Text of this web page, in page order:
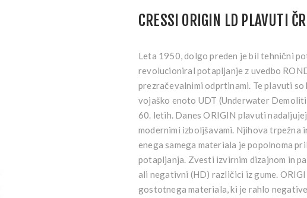
CRESSI ORIGIN LD PLAVUTI
Leta 1950, dolgo preden je bil tehnični
revolucioniral potapljanje z uvedbo
prezračevalnimi odprtinami. Te plavuti
vojaško enoto UDT (Underwater
60. letih. Danes ORIGIN plavuti
modernimi izboljšavami. Njihova trpežna
enega samega materiala je popolnoma
potapljanja. Zvesti izvirnim dizajnom in
ali negativni (HD) različici iz gume.
gostotnega materiala, ki je rahlo